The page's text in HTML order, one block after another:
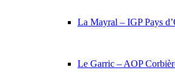
La Mayral – IGP Pays
Le Garric – AOP